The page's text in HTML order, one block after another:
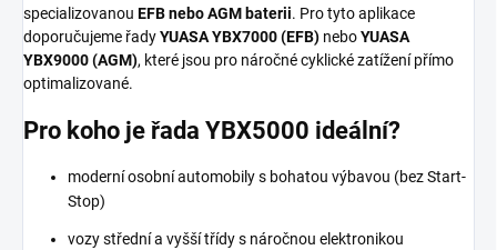
specializovanou EFB nebo AGM baterii. Pro tyto aplikace
doporučujeme řadyYUASA YBX7000 (EFB) neboYUASA
YBX9000 (AGM), které jsou pro náročné cyklické zatížení přímo
optimalizované.
Pro koho je řada YBX5000 ideální?
moderní osobní automobily s bohatou výbavou (bez Start-
Stop)
vozy střední a vyšší třídy s náročnou elektronikou